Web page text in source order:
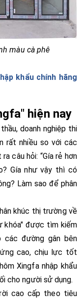
màu cà phê
khẩu chính hãng
hiện nay
doanh nghiệp thi
rất nhiều so với các
câu hỏi: “Gía rẻ hơn
Gía như vậy thì có
Làm sao để phân
khúc thị trường về
khóa" được tìm kiếm
đường gân bên
cao, chịu lực tốt
Xingfa nhập khẩu
cho người sử dụng.
cao cấp theo tiêu